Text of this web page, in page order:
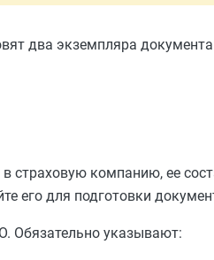
два экземпляра
страховую компанию, ее
его для подготовки
Обязательно указывают: